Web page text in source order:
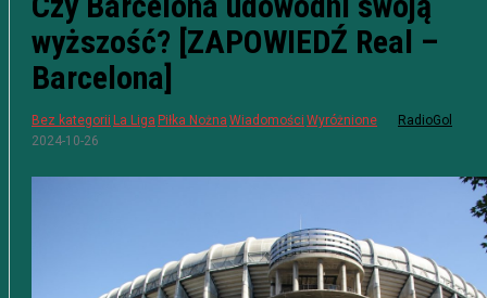
wyższość? [ZAPOWIEDŹ Real –
Barcelona]
Bez kategorii La Liga Piłka Nożna Wiadomości Wyróżnione
RadioGol
2024-10-26